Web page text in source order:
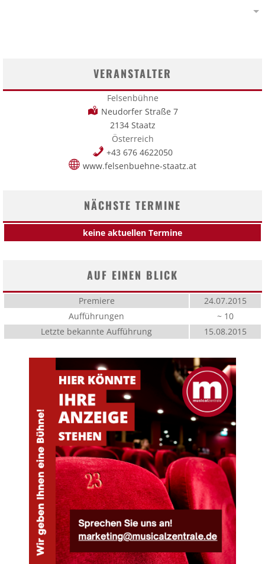
VERANSTALTER
Felsenbühne
Neudorfer Straße 7
2134 Staatz
Österreich
+43 676 4622050
www.felsenbuehne-staatz.at
NÄCHSTE TERMINE
keine aktuellen Termine
AUF EINEN BLICK
Premiere
24.07.2015
Aufführungen
~ 10
Letzte bekannte Aufführung
15.08.2015